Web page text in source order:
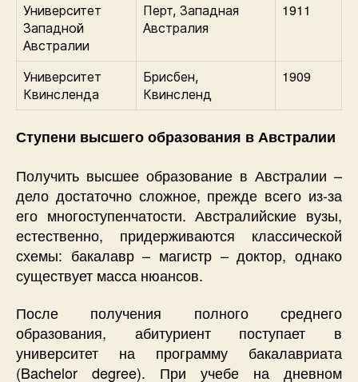
Университет
Западной
Австралии
Перт, Западная
Австралия
1911
Университет
Квинсленда
Брисбен,
Квинсленд
1909
Ступени высшего образования в Австралии
Получить высшее образование в Австралии –
дело достаточно сложное, прежде всего из-за
его многоступенчатости. Австралийские вузы,
естественно, придерживаются классической
схемы: бакалавр – магистр – доктор, однако
существует масса нюансов.
После получения полного среднего
образования, абитуриент поступает в
университет на программу бакалавриата
(Bachelor degree). При учебе на дневном